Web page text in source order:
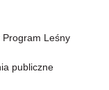
Program Leśny
publiczne